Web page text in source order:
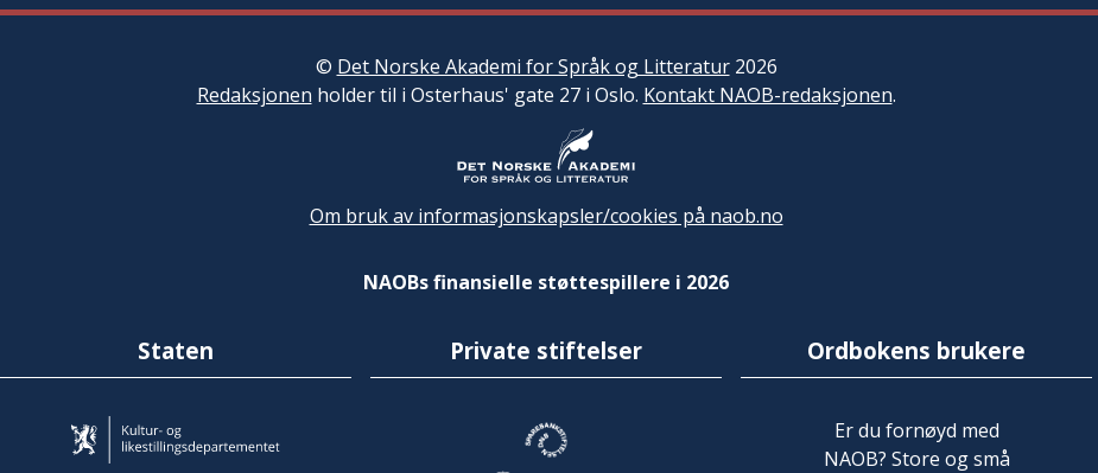
© Det Norske Akademi for Språk og Litteratur2026
Redaksjonen holder til i Osterhaus' gate 27 i Oslo. Kontakt NAOB-redaksjonen.
Om bruk av informasjonskapsler/cookies på naob.no
NAOBs finansielle støttespillere i 2026
Staten Private stiftelser Ordbokens brukere
Er du fornøyd med
NAOB? Store og små